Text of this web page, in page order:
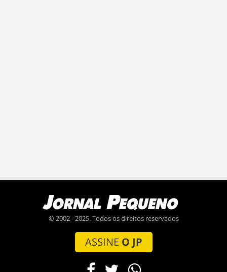
© 2002 - 2025. Todos os direitos reservados
ASSINE O JP